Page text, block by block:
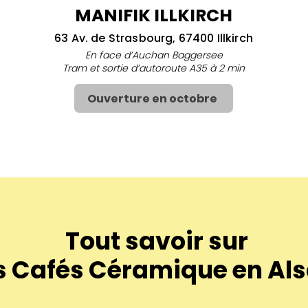
MANIFIK ILLKIRCH
63 Av. de Strasbourg, 67400 Illkirch
En face d’Auchan Baggersee
Tram et sortie d’autoroute A35 à 2 min
Ouverture en octobre
Tout savoir sur
Cafés Céramique en